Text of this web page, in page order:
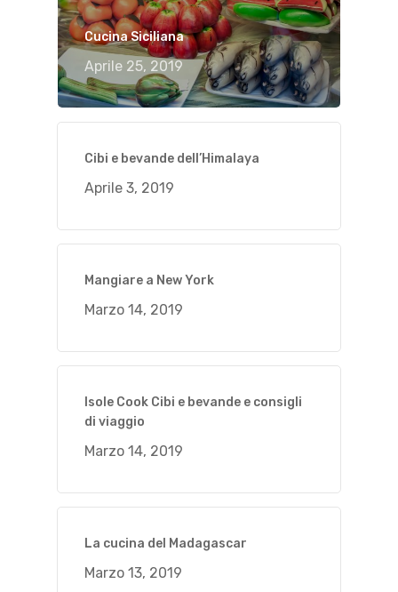
Cucina Siciliana
Aprile 25, 2019
Cibi e bevande dell’Himalaya
Aprile 3, 2019
Mangiare a New York
Marzo 14, 2019
Isole Cook Cibi e bevande e consigli
di viaggio
Marzo 14, 2019
La cucina del Madagascar
Marzo 13, 2019